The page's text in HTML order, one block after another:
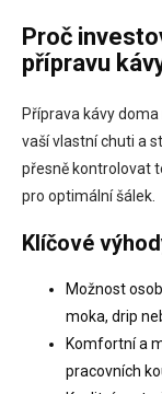
Proč
přípravu
Příprava kávy
vaší vlastní chuti a
přesně kontrolovat
pro optimální šálek.
Klíčové
Možnost
moka, drip
Komfortní a
pracovních